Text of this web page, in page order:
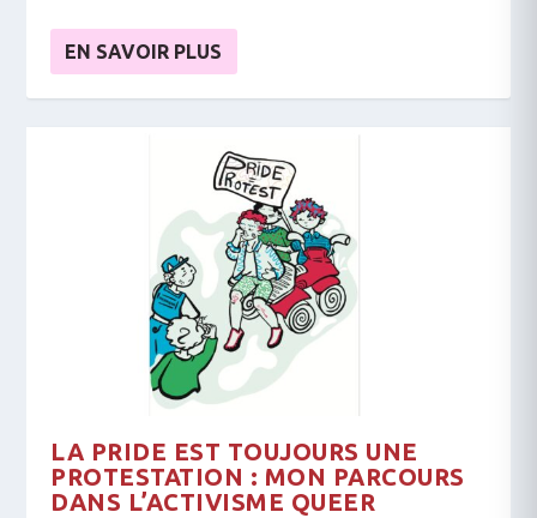
EN SAVOIR PLUS
LA PRIDE EST TOUJOURS UNE
PROTESTATION : MON PARCOURS
DANS L’ACTIVISME QUEER